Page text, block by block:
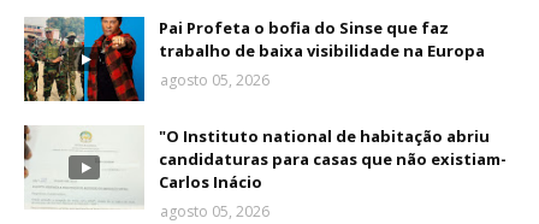
Pai Profeta o bofia do Sinse que faz
trabalho de baixa visibilidade na Europa
agosto 05, 2026
"O Instituto national de habitação abriu
candidaturas para casas que não existiam-
Carlos Inácio
agosto 05, 2026